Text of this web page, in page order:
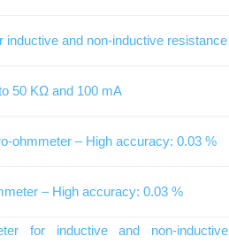
inductive and non-inductive resistance
50 KΩ and 100 mA
ohmmeter – High accuracy: 0.03 %
– High accuracy: 0.03 %
for inductive and non-inductive